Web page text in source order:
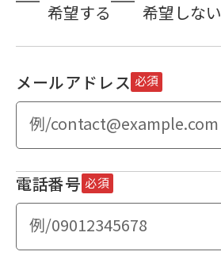
希望する
希望しない
メールアドレス 必須
電話番号 必須